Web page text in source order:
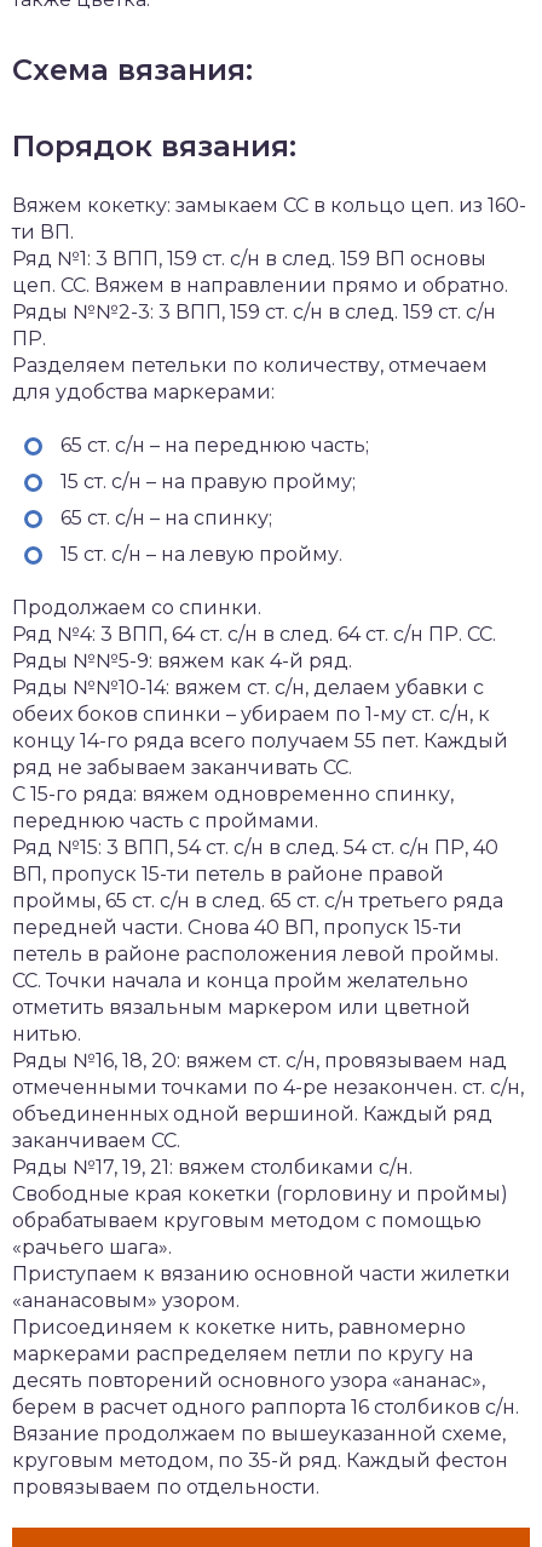
Схема вязания:
Порядок вязания:
Вяжем кокетку: замыкаем СС в кольцо цеп. из 160-
ти ВП.
Ряд №1: 3 ВПП, 159 ст. с/н в след. 159 ВП основы
цеп. СС. Вяжем в направлении прямо и обратно.
Ряды №№2-3: 3 ВПП, 159 ст. с/н в след. 159 ст. с/н
ПР.
Разделяем петельки по количеству, отмечаем
для удобства маркерами:
65 ст. с/н – на переднюю часть;
15 ст. с/н – на правую пройму;
65 ст. с/н – на спинку;
15 ст. с/н – на левую пройму.
Продолжаем со спинки.
Ряд №4: 3 ВПП, 64 ст. с/н в след. 64 ст. с/н ПР. СС.
Ряды №№5-9: вяжем как 4-й ряд.
Ряды №№10-14: вяжем ст. с/н, делаем убавки с
обеих боков спинки – убираем по 1-му ст. с/н, к
концу 14-го ряда всего получаем 55 пет. Каждый
ряд не забываем заканчивать СС.
С 15-го ряда: вяжем одновременно спинку,
переднюю часть с проймами.
Ряд №15: 3 ВПП, 54 ст. с/н в след. 54 ст. с/н ПР, 40
ВП, пропуск 15-ти петель в районе правой
проймы, 65 ст. с/н в след. 65 ст. с/н третьего ряда
передней части. Снова 40 ВП, пропуск 15-ти
петель в районе расположения левой проймы.
СС. Точки начала и конца пройм желательно
отметить вязальным маркером или цветной
нитью.
Ряды №16, 18, 20: вяжем ст. с/н, провязываем над
отмеченными точками по 4-ре незакончен. ст. с/н,
объединенных одной вершиной. Каждый ряд
заканчиваем СС.
Ряды №17, 19, 21: вяжем столбиками с/н.
Свободные края кокетки (горловину и проймы)
обрабатываем круговым методом с помощью
«рачьего шага».
Приступаем к вязанию основной части жилетки
«ананасовым» узором.
Присоединяем к кокетке нить, равномерно
маркерами распределяем петли по кругу на
десять повторений основного узора «ананас»,
берем в расчет одного раппорта 16 столбиков с/н.
Вязание продолжаем по вышеуказанной схеме,
круговым методом, по 35-й ряд. Каждый фестон
провязываем по отдельности.